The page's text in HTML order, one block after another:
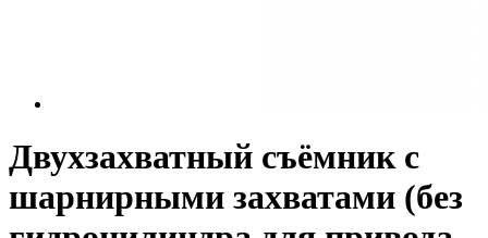
Двухзахватный съёмник с
шарнирными захватами (без